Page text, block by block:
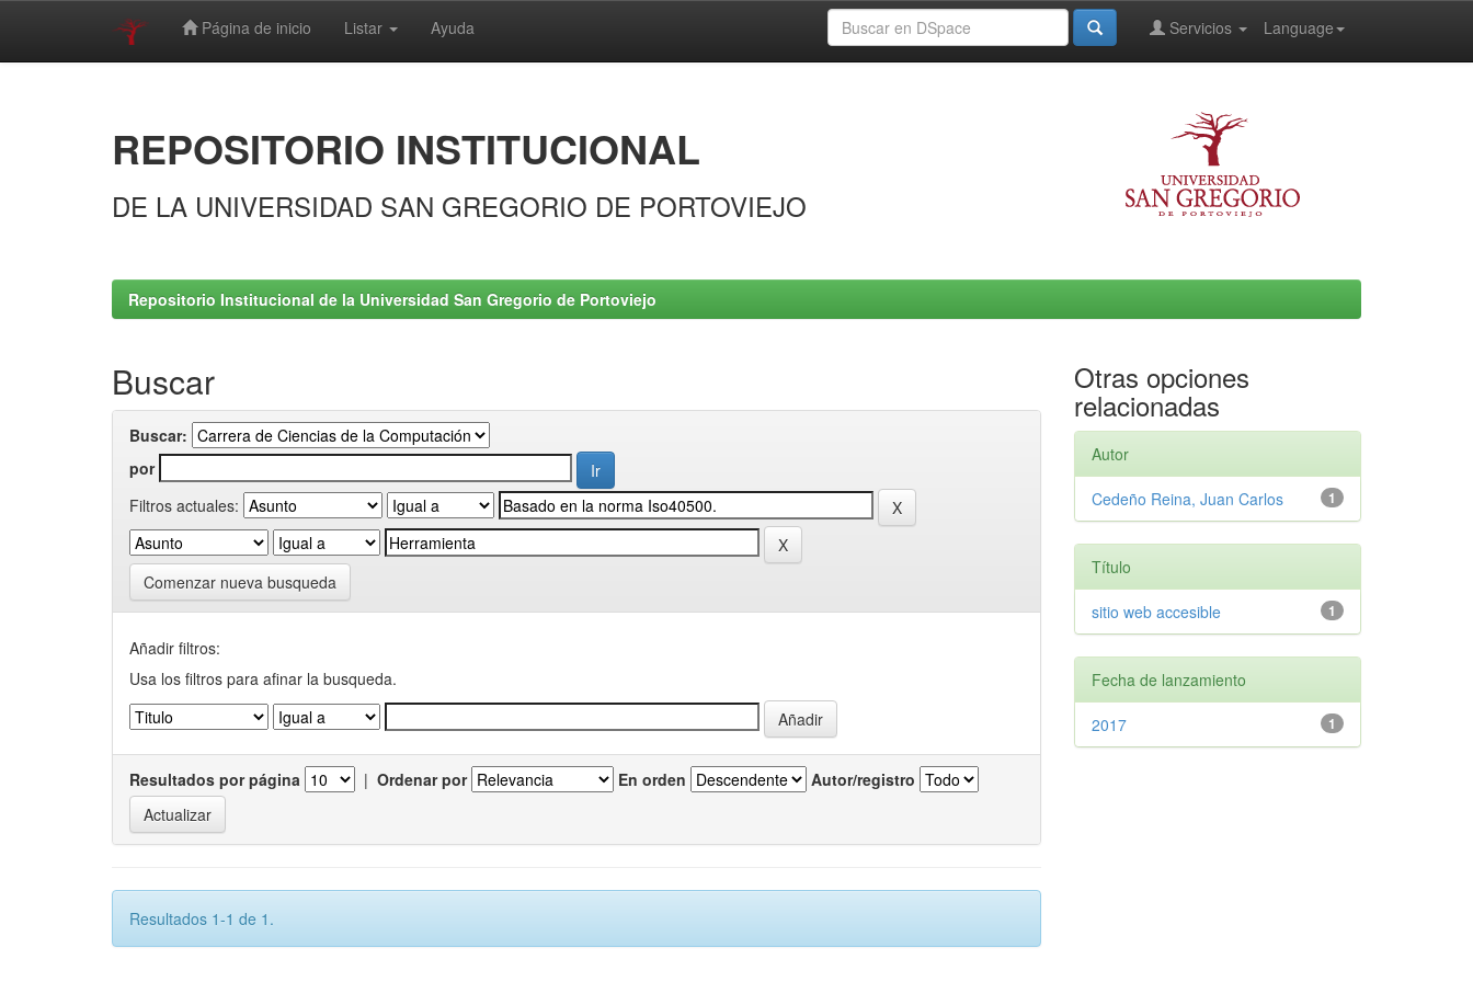
Página de inicio Listar Ayuda Language
Servicios
REPOSITORIO INSTITUCIONAL
DE LA UNIVERSIDAD SAN GREGORIO DE PORTOVIEJO
Repositorio Institucional de la Universidad San Gregorio de Portoviejo
Buscar
Buscar:
por
Filtros actuales:
Comenzar nueva busqueda
Añadir filtros:
Usa los filtros para afinar la busqueda.
Resultados por página | Ordenar por En orden Autor/registro
Resultados 1-1 de 1.
Otras opciones
relacionadas
Autor
1
Cedeño Reina, Juan Carlos
Título
1
sitio web accesible
Fecha de lanzamiento
1
2017